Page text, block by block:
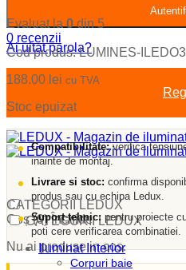
Ai uitat parola?
Coș (0)Închide
Nu ai produse in cos.
CATEGORII LEDUX
CATEGORII LEDUX
Iluminat Interior
Corpuri baie
Evaluat la0din 5
0 recenzii
Cod produs: LUMINES-
188.00 lei cu TVA
Stoc epuizat
Compatibilitate:verifica
inainte de montaj.
Livrare si stoc: confirma
produs sau cu echipa Ledux.
Suport tehnic: pentru proiecte
poti cere verificarea combinatiei.